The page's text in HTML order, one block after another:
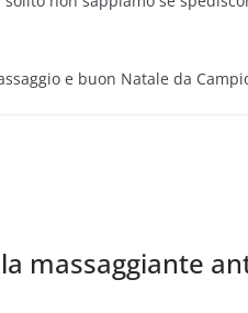
e buon Natale da
massaggiante